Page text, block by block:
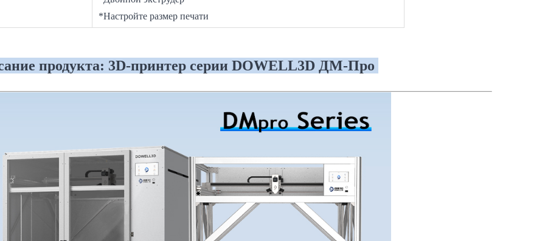
*Настройте размер печати
продукта: 3D-принтер серии DOWELL3D ДМ-Про